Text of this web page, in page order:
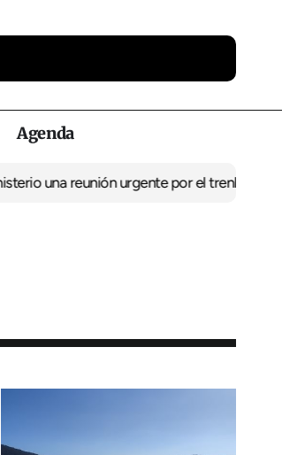
Agenda
reunión urgente por el trenEl BNG exige la